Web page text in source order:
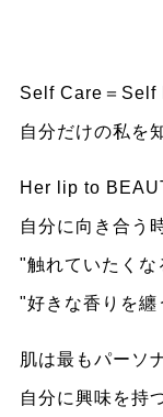
Self Care＝Self
自分だけの私を
Her lip to
自分に向き合う
"触れていたくな
"好きな香りを纏
肌は最もパーソ
自分に興味を持